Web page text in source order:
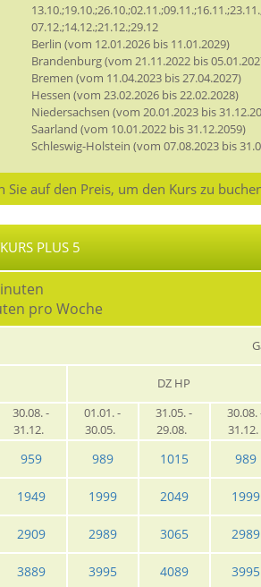
07.12.;14.12.;21.12.;29.12
Berlin (vom 12.01.2026 bis 11.01.2029)
Brandenburg (vom 21.11.2022 bis
Bremen (vom 11.04.2023 bis 27.04.2027)
Hessen (vom 23.02.2026 bis 22.02.2028)
Niedersachsen (vom 20.01.2023 bis
Saarland (vom 10.01.2022 bis 31.12.2059)
Schleswig-Holstein (vom 07.08.2023 bis
Sie auf den Preis, um den Kurs zu
PLUS 5
pro Woche
DZ HP
30.08. -
31.12.
01.01. -
30.05.
31.05. -
29.08.
30.08.
31.12.
959 989 1015 989
1949 1999 2049 1999
2909 2989 3065 2989
3889 3995 4089 3995